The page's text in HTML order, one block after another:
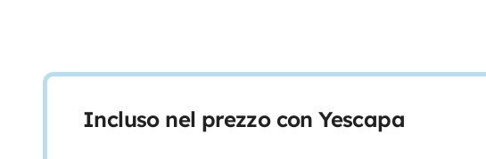
Incluso nel prezzo con Yescapa